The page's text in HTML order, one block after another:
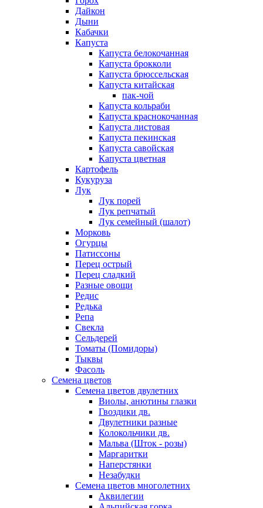
Дайкон
Дыни
Кабачки
Капуста
Капуста белокочанная
Капуста брокколи
Капуста брюссельская
Капуста китайская
пак-чой
Капуста кольраби
Капуста краснокочанная
Капуста листовая
Капуста пекинская
Капуста савойская
Капуста цветная
Картофель
Кукуруза
Лук
Лук порей
Лук репчатый
Лук семейный (шалот)
Морковь
Огурцы
Патиссоны
Перец острый
Перец сладкий
Разные овощи
Редис
Редька
Репа
Свекла
Сельдерей
Томаты (Помидоры)
Тыквы
Фасоль
Семена цветов
Семена цветов двулетних
Виолы, анютины глазки
Гвоздики дв.
Двулетники разные
Колокольчики дв.
Мальва (Шток - розы)
Маргаритки
Наперстянки
Незабудки
Семена цветов многолетних
Аквилегии